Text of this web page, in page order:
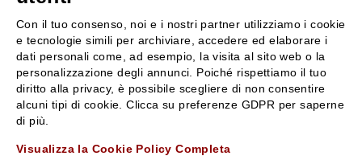
Resi e rimborsi
Pagamenti
Spedizione
Condizioni generali di vendita
Privacy Policy
Chi siamo
Contattaci
Negozi
Attiva la Rossi Card
Con il tuo consenso, noi e i nostri partner utilizziamo i cookie
e tecnologie simili per archiviare, accedere ed elaborare i
dati personali come, ad esempio, la visita al sito web o la
personalizzazione degli annunci. Poiché rispettiamo il tuo
diritto alla privacy, è possibile scegliere di non consentire
alcuni tipi di cookie. Clicca su preferenze GDPR per saperne
di più.
Visualizza la Cookie Policy Completa